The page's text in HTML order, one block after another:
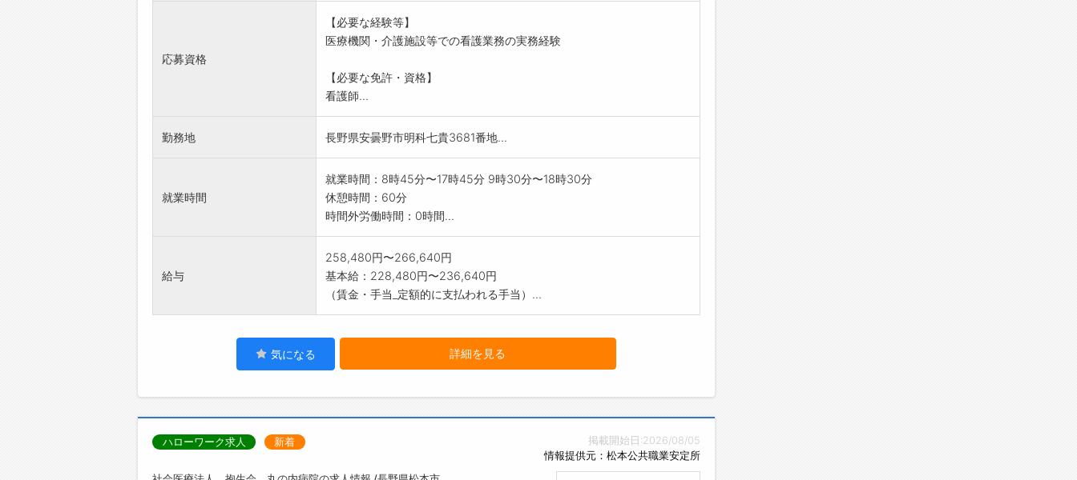
応募資格
【必要な経験等】
医療機関・介護施設等での看護業務の実務経験
【必要な免許・資格】
看護師...
勤務地 長野県安曇野市明科七貴3681番地...
就業時間
就業時間：8時45分〜17時45分 9時30分〜18時30分
休憩時間：60分
時間外労働時間：0時間...
給与
258,480円〜266,640円
基本給：228,480円〜236,640円
（賃金・手当_定額的に支払われる手当）...
気になる 詳細を見る
掲載開始日:2026/08/05
情報提供元：松本公共職業安定所
ハローワーク求人 新着